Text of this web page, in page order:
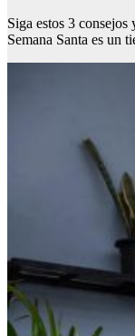
Siga estos 3
Semana Santa es un